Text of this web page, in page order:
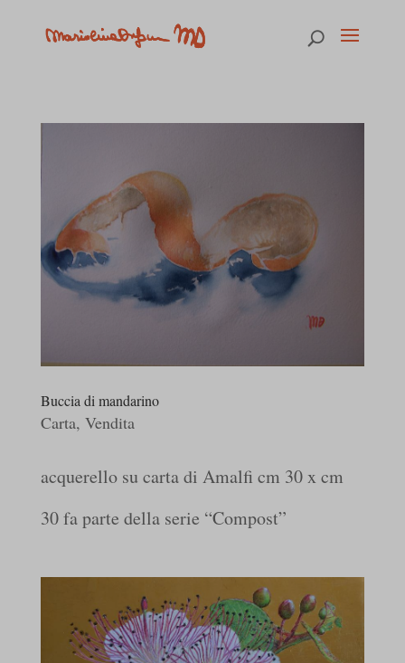
Buccia di mandarino
Carta, Vendita
acquerello su carta di Amalfi cm 30 x cm
30 fa parte della serie “Compost”